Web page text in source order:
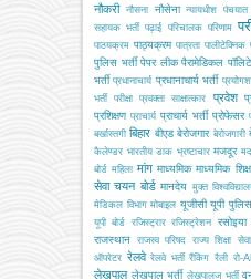
नौकरी नौसना नौसेना न्यायधीश पंचयात
सहायक भर्ती पढ़ाई परिचालक परिणाम
पाठयक्रम पाठ्यक्रम पात्रता पालीटेक्निक
पुलिस भर्ती पेपर लीक पैरामेडिकल
भर्ती प्रधानाचार्य प्रधानाचार्य भर्ती
भर्ती परीक्षा
प्रवक्ता साक्षात्कार प्रवेश
प्रशिक्षण प्राचार्य प्राचार्य भर्ती प्रोफेसर
बर्खास्तगी बिहार बीएड बेरोजगार बेरोजगारी
कैलेण्डर भारतीय डाक भ्रष्टाचार मजदूर
बोर्ड महिला मांग माध्यमिक माध्यमिक
सेवा चयन बोर्ड मानदेय मुक्त
मेडिकल विभाग मोबाइल यूजीसी यूपी पुलिस
यूपी बोर्ड रजिस्ट्रार रजिस्ट्रेशन रसोइया
राजस्थान राजस्व परिषद राज्य शिक्षा
ऑपरेटर रेलवे रेलवे भर्ती रैंकिंग रैली रो-
लेखपाल लेखपाल भर्ती लेखपालज भर्ती